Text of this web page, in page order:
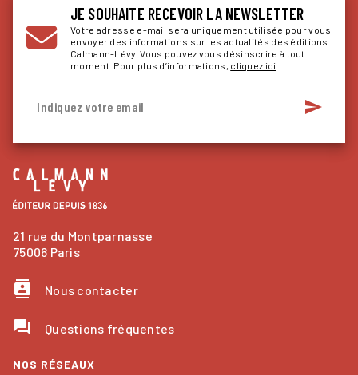
JE SOUHAITE RECEVOIR LA NEWSLETTER
Votre adresse e-mail sera uniquement utilisée pour vous
envoyer des informations sur les actualités des éditions
Calmann-Lévy. Vous pouvez vous désinscrire à tout
moment. Pour plus d’informations, cliquez ici
Indiquez votre email send
21 rue du Montparnasse
75006 Paris
contacts Nous contacter
question_answer Questions fréquentes
NOS RÉSEAUX